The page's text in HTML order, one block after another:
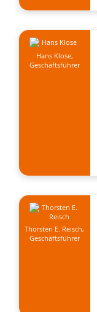
Hans Klose,
Geschäftsführer
Thorsten E. Reisch,
Geschäftsführer